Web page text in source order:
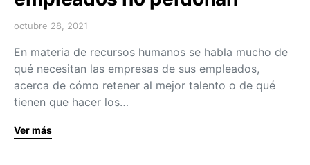
octubre 28, 2021
En materia de recursos humanos se habla mucho de
qué necesitan las empresas de sus empleados,
acerca de cómo retener al mejor talento o de qué
tienen que hacer los…
Ver más